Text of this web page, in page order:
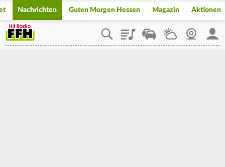
Nachrichten Guten Morgen Hessen Magazin Aktionen
PlaylistStaupilotWetterWebcam